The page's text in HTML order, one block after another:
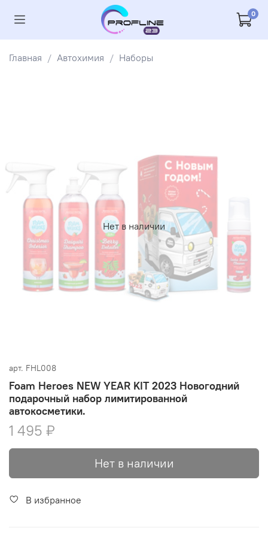
0
Главная Автохимия Наборы
Нет в наличии
арт. FHL008
Foam Heroes NEW YEAR KIT 2023 Новогодний
подарочный набор лимитированной
автокосметики.
1 495 ₽
Нет в наличии
В избранное